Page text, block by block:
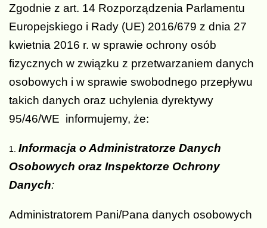
Zgodnie z art. 14 Rozporządzenia Parlamentu
Europejskiego i Rady (UE) 2016/679 z dnia 27
kwietnia 2016 r. w sprawie ochrony osób
fizycznych w związku z przetwarzaniem danych
osobowych i w sprawie swobodnego przepływu
takich danych oraz uchylenia dyrektywy
95/46/WE informujemy, że:
Informacja o Administratorze Danych
Osobowych oraz Inspektorze Ochrony
Danych:
Administratorem Pani/Pana danych osobowych